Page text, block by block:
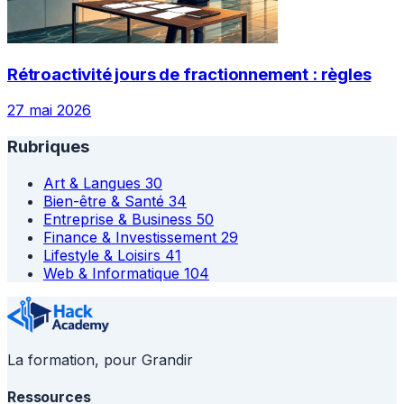
Rétroactivité jours de fractionnement : règles
27 mai 2026
Rubriques
Art & Langues 30
Bien-être & Santé 34
Entreprise & Business 50
Finance & Investissement 29
Lifestyle & Loisirs 41
Web & Informatique 104
La formation, pour Grandir
Ressources